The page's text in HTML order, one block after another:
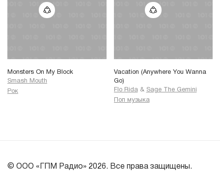
Monsters On My Block
Smash Mouth
Рок
Vacation (Anywhere You Wanna
Go)
Flo Rida & Sage The Gemini
Поп музыка
© ООО «ГПМ Радио» 2026. Все права защищены.